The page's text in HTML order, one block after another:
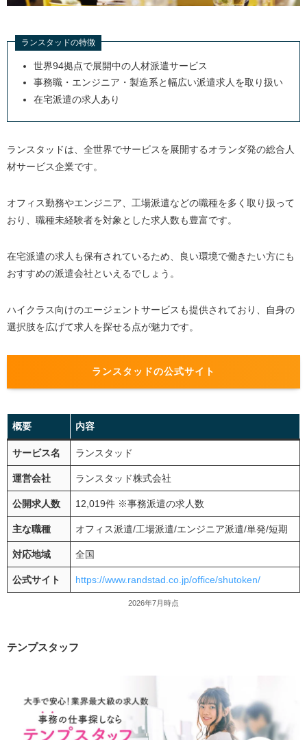
ランスタッドの特徴
世界94拠点で展開中の人材派遣サービス
事務職・エンジニア・製造系と幅広い派遣求人を取り扱い
在宅派遣の求人あり
ランスタッドは、全世界でサービスを展開するオランダ発の総合人
材サービス企業です。
オフィス勤務やエンジニア、工場派遣などの職種を多く取り扱って
おり、職種未経験者を対象とした求人数も豊富です。
在宅派遣の求人も保有されているため、良い環境で働きたい方にも
おすすめの派遣会社といえるでしょう。
ハイクラス向けのエージェントサービスも提供されており、自身の
選択肢を広げて求人を探せる点が魅力です。
ランスタッドの公式サイト
概要 内容
サービス名 ランスタッド
運営会社 ランスタッド株式会社
公開求人数 12,019件 ※事務派遣の求人数
主な職種 オフィス派遣/工場派遣/エンジニア派遣/単発/短期
対応地域 全国
公式サイト https://www.randstad.co.jp/office/shutoken/
2026年7月時点
テンプスタッフ